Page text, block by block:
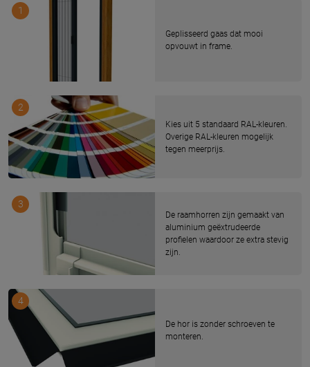
Geplisseerd gaas dat mooi
opvouwt in frame.
1
Kies uit 5 standaard RAL-kleuren.
Overige RAL-kleuren mogelijk
tegen meerprijs.
2
De raamhorren zijn gemaakt van
aluminium geëxtrudeerde
profielen waardoor ze extra stevig
zijn.
3
De hor is zonder schroeven te
monteren.
4